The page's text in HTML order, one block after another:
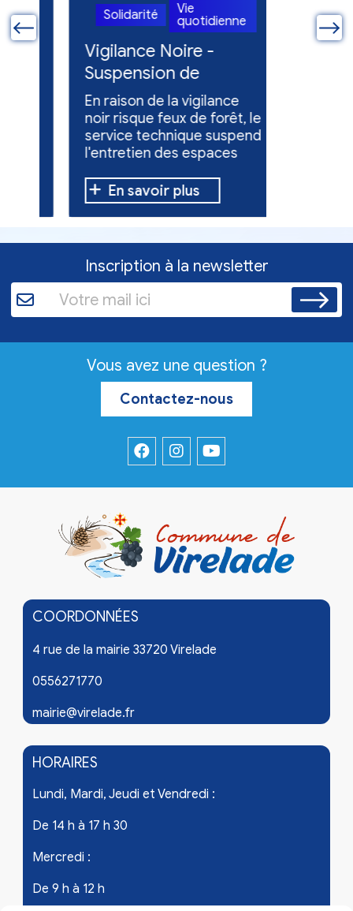
Solidarité
Vie
quotidienne
Vigilance Noire -
Suspension de
l'entretien des
espaces verts
En raison de la vigilance
noir risque feux de forêt, le
service technique suspend
l'entretien des espaces
En savoir plus
Feux
Inscription à la newsletter
Vous avez une question ?
Contactez-nous
COORDONNÉES
4 rue de la mairie 33720 Virelade
0556271770
mairie@virelade.fr
HORAIRES
Lundi, Mardi, Jeudi et Vendredi :
De 14 h à 17 h 30
Mercredi :
De 9 h à 12 h